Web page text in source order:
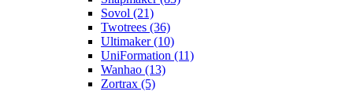
Sovol (21)
Twotrees (36)
Ultimaker (10)
UniFormation (11)
Wanhao (13)
Zortrax (5)